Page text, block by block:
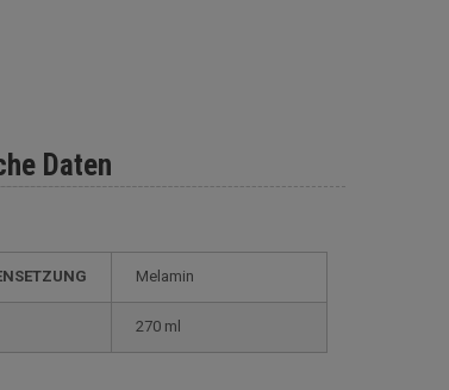
Daten
Melamin
270 ml